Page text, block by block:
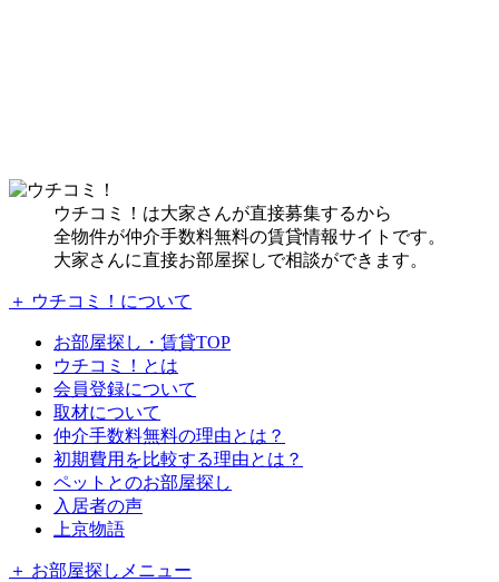
ウチコミ！は大家さんが直接募集するから
全物件が仲介手数料無料の賃貸情報サイトです。
大家さんに直接お部屋探しで相談ができます。
＋ ウチコミ！について
お部屋探し・賃貸TOP
ウチコミ！とは
会員登録について
取材について
仲介手数料無料の理由とは？
初期費用を比較する理由とは？
ペットとのお部屋探し
入居者の声
上京物語
＋ お部屋探しメニュー